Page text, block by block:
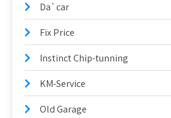
Da`car
Fix Price
Instinct Chip-tunning
KM-Service
Old Garage